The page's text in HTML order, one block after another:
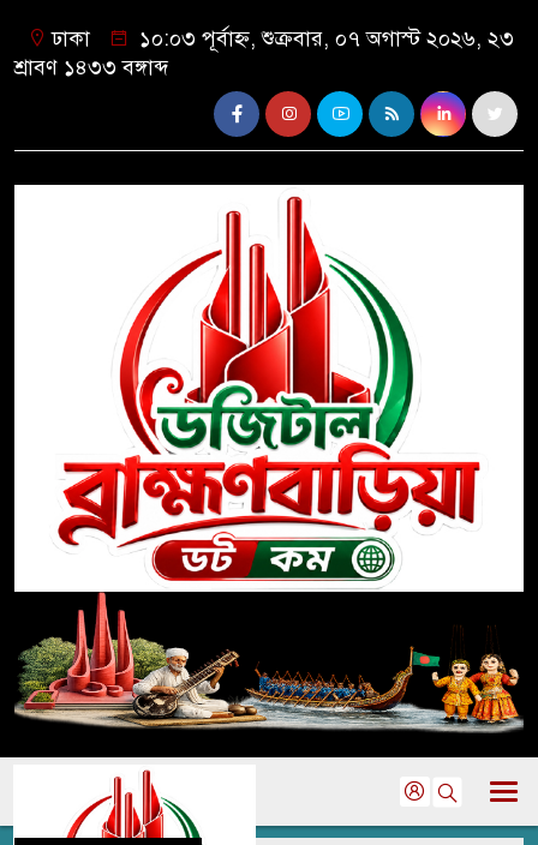
ঢাকা
১০:০৩ পূর্বাহ্ন, শুক্রবার, ০৭ অগাস্ট ২০২৬, ২৩
শ্রাবণ ১৪৩৩ বঙ্গাব্দ